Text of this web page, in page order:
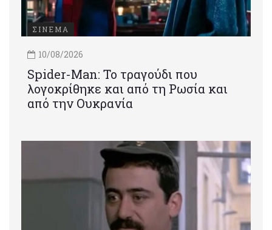
ΣΙΝΕΜΑ
10/08/2026
Spider-Man: Το τραγούδι που
λογοκρίθηκε και από τη Ρωσία και
από την Ουκρανία